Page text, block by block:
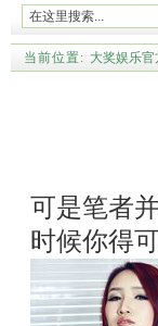
当前位置: 大奖娱乐
可是笔者
时候你得